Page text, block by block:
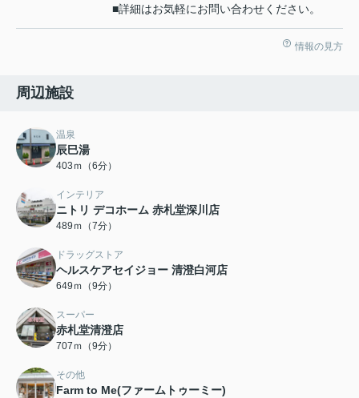
■詳細はお気軽にお問い合わせください。
情報の見方
周辺施設
温泉
辰巳湯
403ｍ（6分）
インテリア
ニトリ デコホーム 赤札堂深川店
489ｍ（7分）
ドラッグストア
ヘルスケアセイジョー 清澄白河店
649ｍ（9分）
スーパー
赤札堂清澄店
707ｍ（9分）
その他
Farm to Me(ファームトゥーミー)